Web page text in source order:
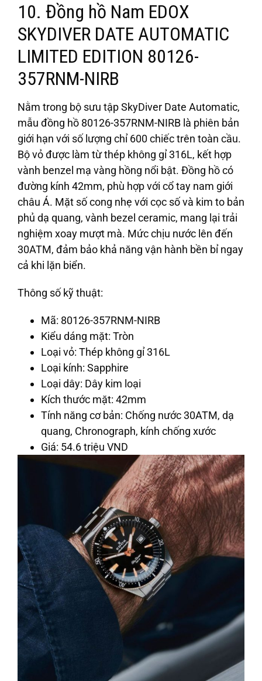
10. Đồng hồ Nam EDOX
SKYDIVER DATE AUTOMATIC
LIMITED EDITION 80126-
357RNM-NIRB
Nằm trong bộ sưu tập SkyDiver Date Automatic,
mẫu đồng hồ 80126-357RNM-NIRB là phiên bản
giới hạn với số lượng chỉ 600 chiếc trên toàn cầu.
Bộ vỏ được làm từ thép không gỉ 316L, kết hợp
vành benzel mạ vàng hồng nổi bật. Đồng hồ có
đường kính 42mm, phù hợp với cổ tay nam giới
châu Á. Mặt số cong nhẹ với cọc số và kim to bản
phủ dạ quang, vành bezel ceramic, mang lại trải
nghiệm xoay mượt mà. Mức chịu nước lên đến
30ATM, đảm bảo khả năng vận hành bền bỉ ngay
cả khi lặn biển.
Thông số kỹ thuật:
Mã: 80126-357RNM-NIRB
Kiểu dáng mặt: Tròn
Loại vỏ: Thép không gỉ 316L
Loại kính: Sapphire
Loại dây: Dây kim loại
Kích thước mặt: 42mm
Tính năng cơ bản: Chống nước 30ATM, dạ
quang, Chronograph, kính chống xước
Giá: 54.6 triệu VND